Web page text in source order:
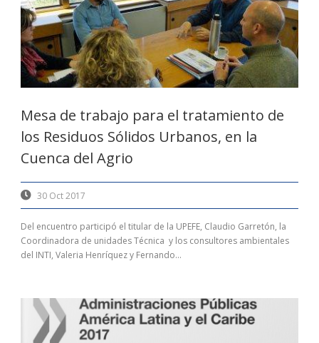
Mesa de trabajo para el tratamiento de
los Residuos Sólidos Urbanos, en la
Cuenca del Agrio
30 Oct 2017
Del encuentro participó el titular de la UPEFE, Claudio Garretón, la
Coordinadora de unidades Técnica y los consultores ambientales
del INTI, Valeria Henríquez y Fernando...